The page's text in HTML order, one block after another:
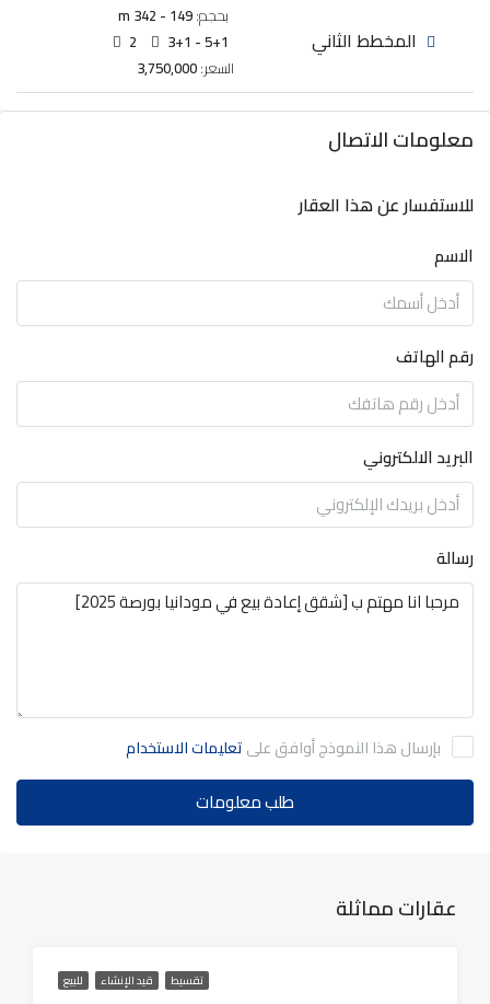
المخطط الثاني
بحجم:149 - 342 m
3+1 - 5+1
2
السعر:3,750,000
معلومات الاتصال
للاستفسار عن هذا العقار
الاسم
رقم الهاتف
البريد الالكتروني
رسالة
بإرسال هذا النموذج أوافق علىتعليمات الاستخدام
طلب معلومات
عقارات مماثلة
تقسيط قيد الإنشاء للبيع